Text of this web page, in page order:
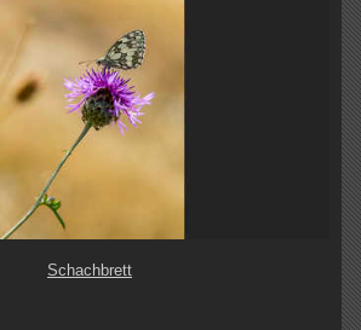
Schachbrett